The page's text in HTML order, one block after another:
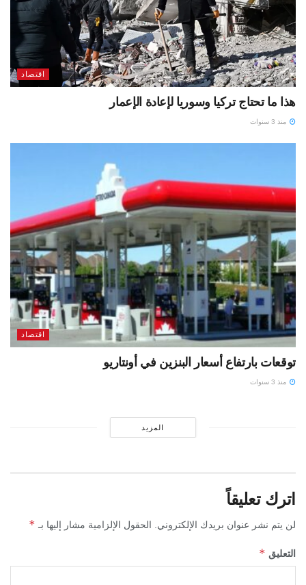
اقتصاد
هذا ما تحتاج تركيا وسوريا لإعادة الإعمار
منذ 3 سنوات
اقتصاد
توقعات بارتفاع أسعار البنزين في أونتاريو
منذ 3 سنوات
المزيد
اترك تعليقاً
لن يتم نشر عنوان بريدك الإلكتروني. الحقول الإلزامية مشار إليها بـ *
التعليق *